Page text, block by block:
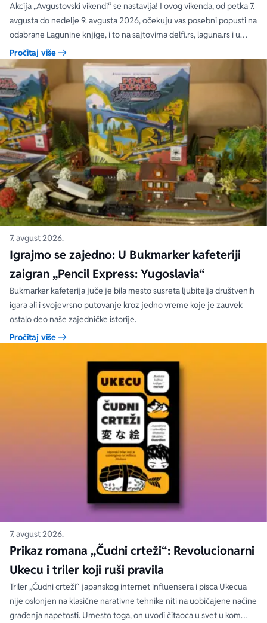
čak 40, 50 i 60%
Akcija „Avgustovski vikendi“ se nastavlja! I ovog vikenda, od petka 7.
avgusta do nedelje 9. avgusta 2026, očekuju vas posebni popusti na
odabrane Lagunine knjige, i to na sajtovima delfi.rs, laguna.rs i u
svim Delfi knjižarama.
Pročitaj više
7. avgust 2026.
Igrajmo se zajedno: U Bukmarker kafeteriji
zaigran „Pencil Express: Yugoslavia“
Bukmarker kafeterija juče je bila mesto susreta ljubitelja društvenih
igara ali i svojevrsno putovanje kroz jedno vreme koje je zauvek
ostalo deo naše zajedničke istorije.
Pročitaj više
7. avgust 2026.
Prikaz romana „Čudni crteži“: Revolucionarni
Ukecu i triler koji ruši pravila
Triler „Čudni crteži“ japanskog internet influensera i pisca Ukecua
nije oslonjen na klasične narativne tehnike niti na uobičajene načine
građenja napetosti. Umesto toga, on uvodi čitaoca u svet u kom